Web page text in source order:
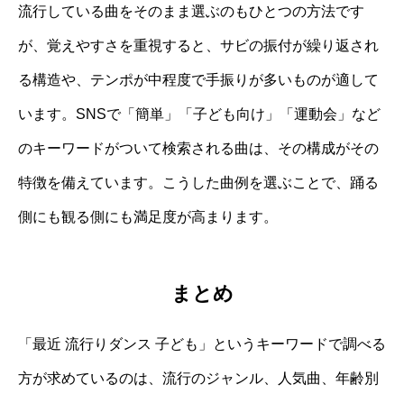
流行している曲をそのまま選ぶのもひとつの方法です
が、覚えやすさを重視すると、サビの振付が繰り返され
る構造や、テンポが中程度で手振りが多いものが適して
います。SNSで「簡単」「子ども向け」「運動会」など
のキーワードがついて検索される曲は、その構成がその
特徴を備えています。こうした曲例を選ぶことで、踊る
側にも観る側にも満足度が高まります。
まとめ
「最近 流行りダンス 子ども」というキーワードで調べる
方が求めているのは、流行のジャンル、人気曲、年齢別